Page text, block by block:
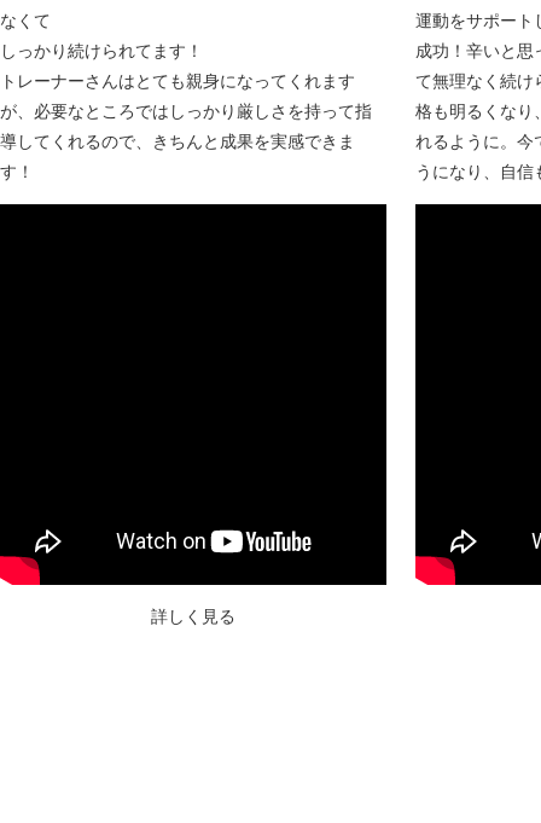
なくて
しっかり続けられてます！
トレーナーさんはとても親身になってくれます
が、必要なところではしっかり厳しさを持って指
導してくれるので、きちんと成果を実感できま
す！
詳しく見る
運動をサポート
成功！辛いと思
て無理なく続け
格も明るくなり
れるように。今
うになり、自信